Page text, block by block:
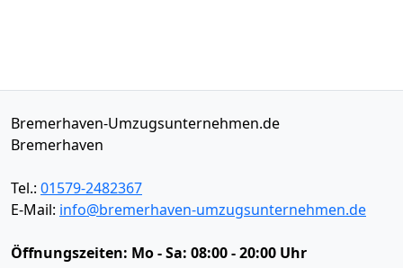
Bremerhaven-Umzugsunternehmen.de
Bremerhaven
Tel.: 01579-2482367
E-Mail: info@bremerhaven-umzugsunternehmen.de
Öffnungszeiten: Mo - Sa: 08:00 - 20:00 Uhr